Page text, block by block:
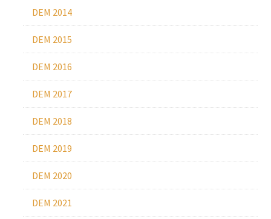
DEM 2014
DEM 2015
DEM 2016
DEM 2017
DEM 2018
DEM 2019
DEM 2020
DEM 2021